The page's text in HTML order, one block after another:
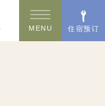
MENU 住宿预订